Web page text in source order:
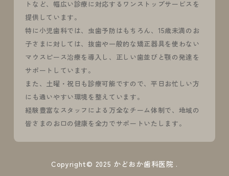
トなど、幅広い診療に対応するワンストップサービスを
提供しています。
特に小児歯科では、虫歯予防はもちろん、15歳未満のお
子さまに対しては、抜歯や一般的な矯正器具を使わない
マウスピース治療を導入し、正しい歯並びと顎の発達を
サポートしています。
また、土曜・祝日も診療可能ですので、平日お忙しい方
にも通いやすい環境を整えています。
経験豊富なスタッフによる万全なチーム体制で、地域の
皆さまのお口の健康を全力でサポートいたします。
Copyright© 2025 かどおか歯科医院 .